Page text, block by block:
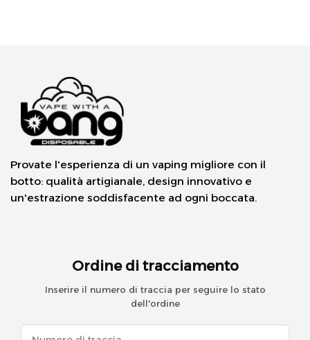
Provate l'esperienza di un vaping migliore con il
botto: qualità artigianale, design innovativo e
un'estrazione soddisfacente ad ogni boccata.
Ordine di tracciamento
Inserire il numero di traccia per seguire lo stato
dell'ordine